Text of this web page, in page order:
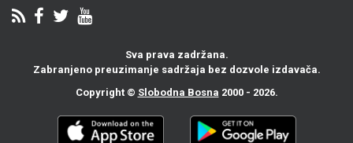
Sva prava zadržana.
Zabranjeno preuzimanje sadržaja bez dozvole izdavača.
Copyright © Slobodna Bosna 2000 - 2026.